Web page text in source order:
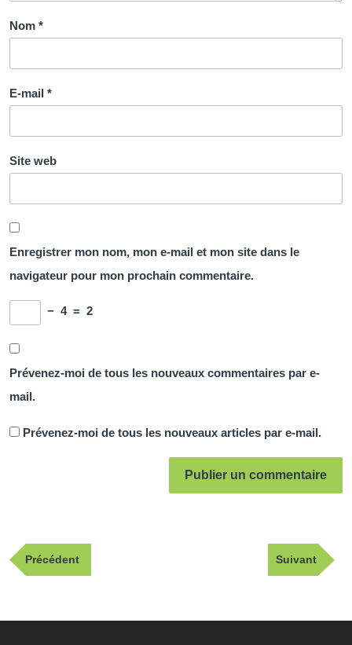
Nom *
E-mail *
Site web
Enregistrer mon nom, mon e-mail et mon site dans le
navigateur pour mon prochain commentaire.
− 4 = 2
Prévenez-moi de tous les nouveaux commentaires par e-
mail.
Prévenez-moi de tous les nouveaux articles par e-mail.
Navigation
dePublication
précédente
Précédent
Article
suivant
Suivant